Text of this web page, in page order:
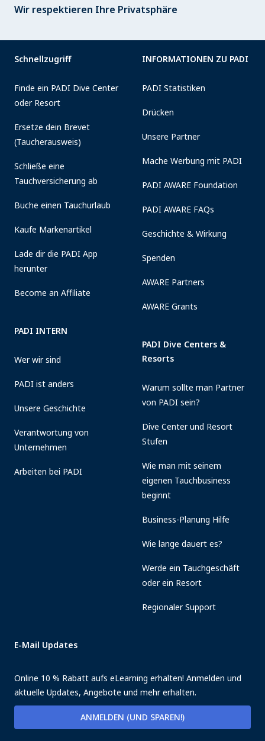
Wir respektieren Ihre Privatsphäre
Schnellzugriff
Finde ein PADI Dive Center
oder Resort
Ersetze dein Brevet
(Taucherausweis)
Schließe eine
Tauchversicherung ab
Buche einen Tauchurlaub
Kaufe Markenartikel
Lade dir die PADI App
herunter
Become an Affiliate
PADI INTERN
Wer wir sind
PADI ist anders
Unsere Geschichte
Verantwortung von
Unternehmen
Arbeiten bei PADI
INFORMATIONEN ZU PADI
PADI Statistiken
Drücken
Unsere Partner
Mache Werbung mit PADI
PADI AWARE Foundation
PADI AWARE FAQs
Geschichte & Wirkung
Spenden
AWARE Partners
AWARE Grants
PADI Dive Centers &
Resorts
Warum sollte man Partner
von PADI sein?
Dive Center und Resort
Stufen
Wie man mit seinem
eigenen Tauchbusiness
beginnt
Business-Planung Hilfe
Wie lange dauert es?
Werde ein Tauchgeschäft
oder ein Resort
Regionaler Support
E-Mail Updates
Online 10 % Rabatt aufs eLearning erhalten! Anmelden und
aktuelle Updates, Angebote und mehr erhalten.
ANMELDEN (UND SPAREN!)